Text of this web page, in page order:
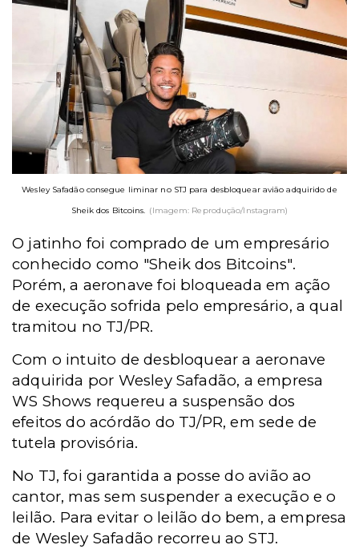
Wesley Safadão consegue liminar no STJ para desbloquear avião adquirido de
Sheik dos Bitcoins. (Imagem: Reprodução/Instagram)
O jatinho foi comprado de um empresário
conhecido como "Sheik dos Bitcoins".
Porém, a aeronavefoi bloqueada em ação
de execuçãosofrida pelo empresário, a qual
tramitou no TJ/PR.
Com o intuito de desbloquear a aeronave
adquirida por Wesley Safadão, a empresa
WS Shows requereu a suspensão dos
efeitos do acórdão do TJ/PR, em sede de
tutela provisória.
No TJ, foi garantida a posse do avião ao
cantor, mas sem suspender a execução e o
leilão. Para evitar o leilão do bem, a empresa
de Wesley Safadão recorreu ao STJ.